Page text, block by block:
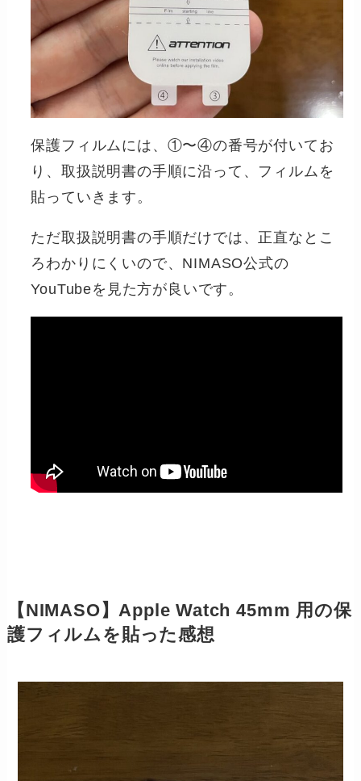
保護フィルムには、①〜④の番号が付いてお
り、取扱説明書の手順に沿って、フィルムを
貼っていきます。
ただ取扱説明書の手順だけでは、正直なとこ
ろわかりにくいので、NIMASO公式の
YouTubeを見た方が良いです。
【NIMASO】Apple Watch 45mm 用の保
護フィルムを貼った感想